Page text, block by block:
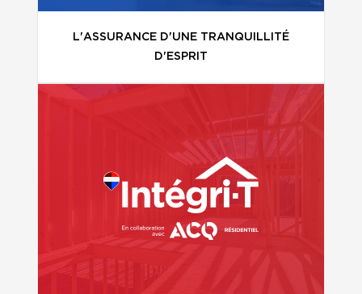
L'ASSURANCE D'UNE TRANQUILLITÉ
D'ESPRIT